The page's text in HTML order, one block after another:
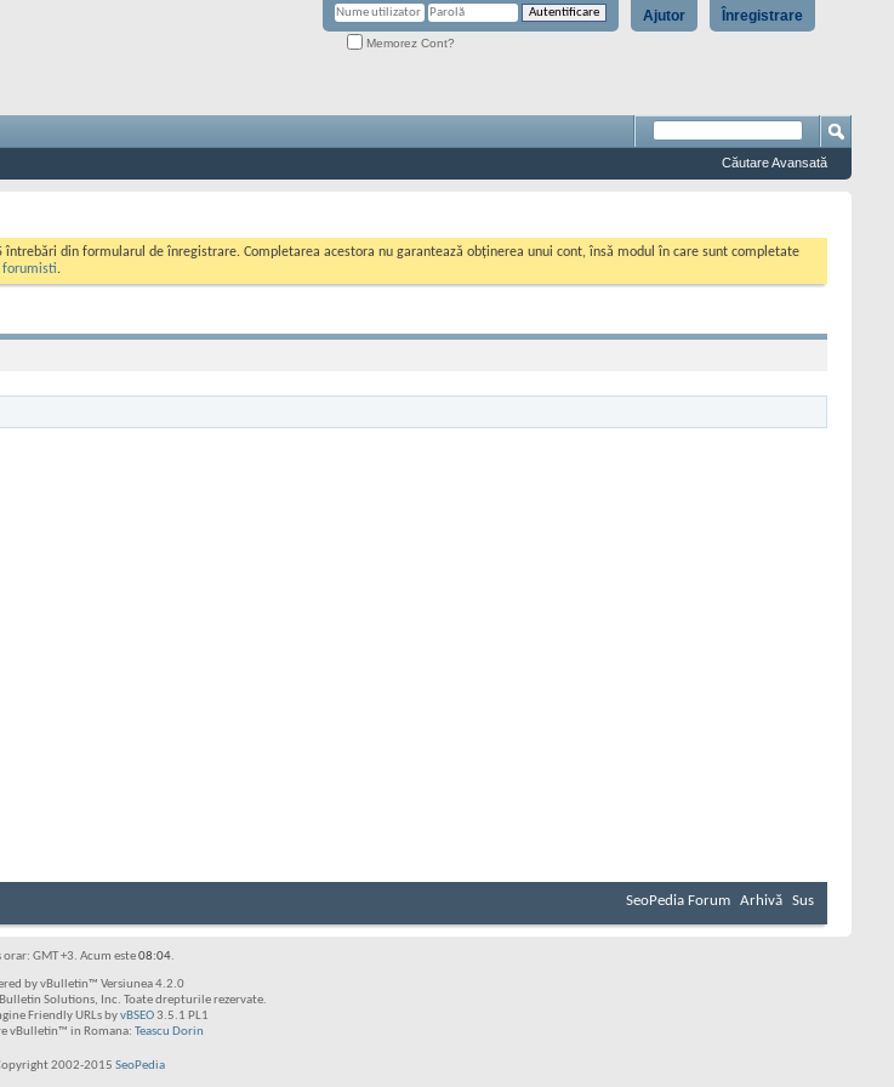
Înregistrare
Ajutor
Memorez Cont?
Căutare Avansată
întrebări din formularul de înregistrare. Completarea acestora nu garantează obținerea unui cont, însă modul în care sunt completate
forumisti.
SeoPedia Forum Arhivă Sus
orar: GMT +3. Acum este08:04.
by vBulletin™ Versiunea 4.2.0
Solutions, Inc. Toate drepturile rezervate.
Friendly URLs byvBSEO3.5.1 PL1
vBulletin™ in Romana: Teascu Dorin
2002-2015 SeoPedia